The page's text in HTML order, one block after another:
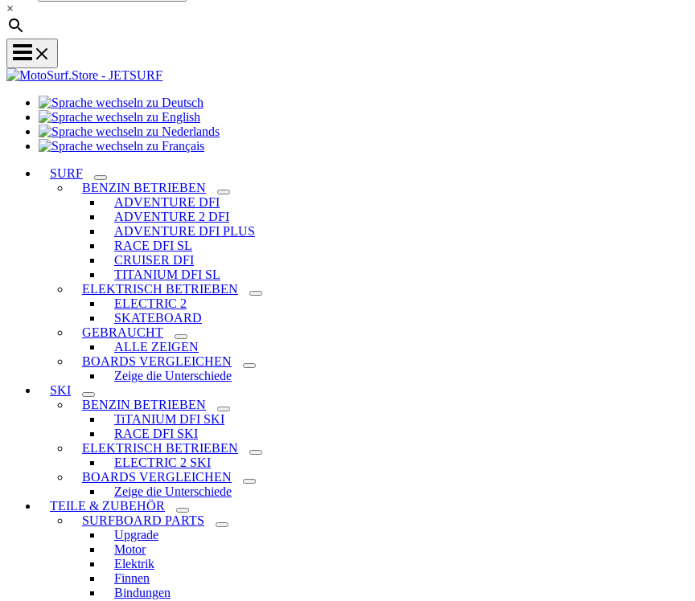
×
zu
Deutsch
wechseln
zu
Sprache
Sprache
Français
SURF
BENZIN BETRIEBEN
ADVENTURE DFI
ADVENTURE 2 DFI
ADVENTURE DFI PLUS
RACE DFI SL
CRUISER DFI
TITANIUM DFI SL
ELEKTRISCH BETRIEBEN
ELECTRIC 2
SKATEBOARD
GEBRAUCHT
ALLE ZEIGEN
BOARDS VERGLEICHEN
Zeige die Unterschiede
SKI
BENZIN BETRIEBEN
TiTANIUM DFI SKI
RACE DFI SKI
ELEKTRISCH BETRIEBEN
ELECTRIC 2 SKI
BOARDS VERGLEICHEN
Zeige die Unterschiede
TEILE & ZUBEHÖR
SURFBOARD PARTS
Upgrade
Motor
Elektrik
Finnen
Bindungen